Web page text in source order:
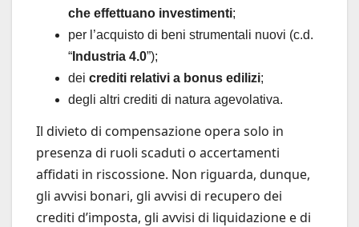
che effettuano investimenti;
per l’acquisto di beni strumentali nuovi (c.d.
“ Industria 4.0”);
dei crediti relativi a bonus edilizi;
degli altri crediti di natura agevolativa.
Il divieto di compensazione opera solo in
presenza di ruoli scaduti o accertamenti
affidati in riscossione. Non riguarda, dunque,
gli avvisi bonari, gli avvisi di recupero dei
crediti d’imposta, gli avvisi di liquidazione e di